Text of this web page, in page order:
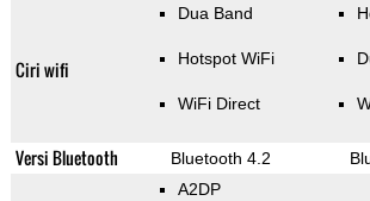
Ciri wifi
Dua Band
Hotspot WiFi
WiFi Direct
Versi Bluetooth Bluetooth 4.2
A2DP